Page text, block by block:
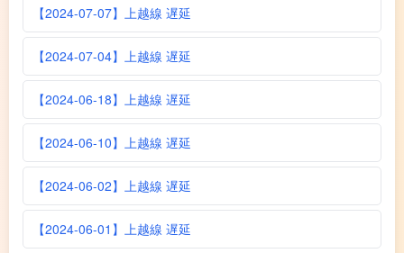
【2024-07-07】上越線 遅延
【2024-07-04】上越線 遅延
【2024-06-18】上越線 遅延
【2024-06-10】上越線 遅延
【2024-06-02】上越線 遅延
【2024-06-01】上越線 遅延